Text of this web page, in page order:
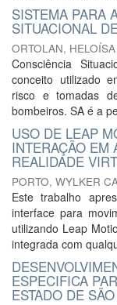
SISTEMA PARA
SITUACIONAL
ORTOLAN,
Consciência
conceito utilizado
risco e tomadas
bombeiros. SA é a
USO DE LEAP
INTERAÇÃO EM
REALIDADE
PORTO, WYLKER
Este trabalho
interface para
utilizando Leap
integrada com
ESPECIFICA
ESTADO DE